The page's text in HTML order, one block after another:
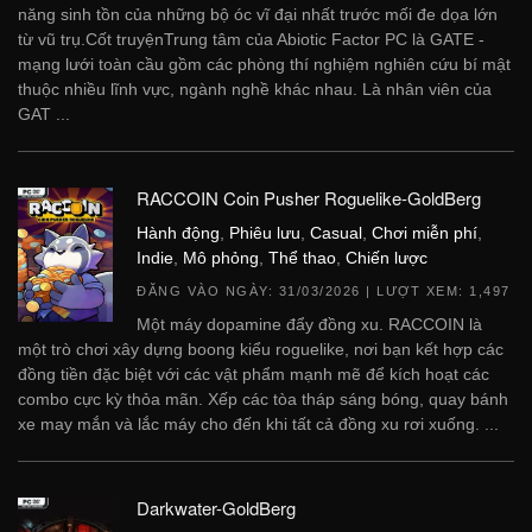
năng sinh tồn của những bộ óc vĩ đại nhất trước mối đe dọa lớn
từ vũ trụ.Cốt truyệnTrung tâm của Abiotic Factor PC là GATE -
mạng lưới toàn cầu gồm các phòng thí nghiệm nghiên cứu bí mật
thuộc nhiều lĩnh vực, ngành nghề khác nhau. Là nhân viên của
GAT ...
RACCOIN Coin Pusher Roguelike-GoldBerg
Hành động Phiêu lưu Casual Chơi miễn phí
Indie Mô phỏng Thể thao Chiến lược
ĐĂNG VÀO NGÀY: 31/03/2026 | LƯỢT XEM: 1,497
Một máy dopamine đẩy đồng xu. RACCOIN là
một trò chơi xây dựng boong kiểu roguelike, nơi bạn kết hợp các
đồng tiền đặc biệt với các vật phẩm mạnh mẽ để kích hoạt các
combo cực kỳ thỏa mãn. Xếp các tòa tháp sáng bóng, quay bánh
xe may mắn và lắc máy cho đến khi tất cả đồng xu rơi xuống. ...
Darkwater-GoldBerg